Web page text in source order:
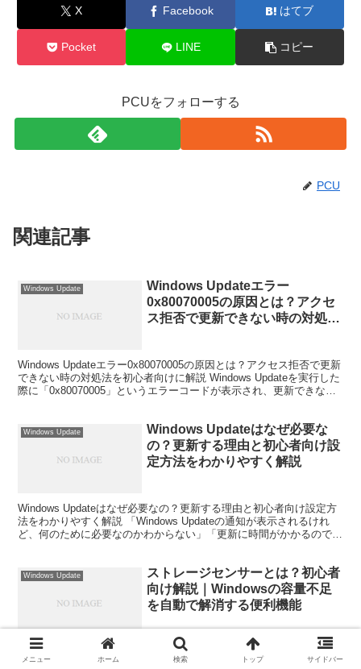
X Facebook はてブ
Pocket LINE コピー
PCUをフォローする
PCU
関連記事
Windows Update
Windows Updateエラー
0x80070005の原因とは？アクセ
ス拒否で更新できない時の対処法
Windows Updateエラー0x80070005の原因とは？アクセス拒否で更新
できない時の対処法を初心者向けに解説 Windows Updateを実行した
際に「0x80070005」というエラーコードが表示され、更新できなく
Windows Update
Windows Updateはなぜ必要な
の？更新する理由と初心者向け設
定方法をわかりやすく解説
Windows Updateはなぜ必要なの？更新する理由と初心者向け設定方
法をわかりやすく解説 「Windows Updateの通知が表示されるけれ
ど、何のために必要なのかわからない」「更新に時間がかかるので後
Windows Update
ストレージセンサーとは？初心者
向け解説｜Windowsの容量不足
を自動で解消する便利機能
ストレージセンサーとは？初心者向け解説｜Windowsの容量不足を自
動で解消する便利機能 パソコンを使っていると、「Cドライブの空き
メニュー ホーム 検索 トップ サイドバー